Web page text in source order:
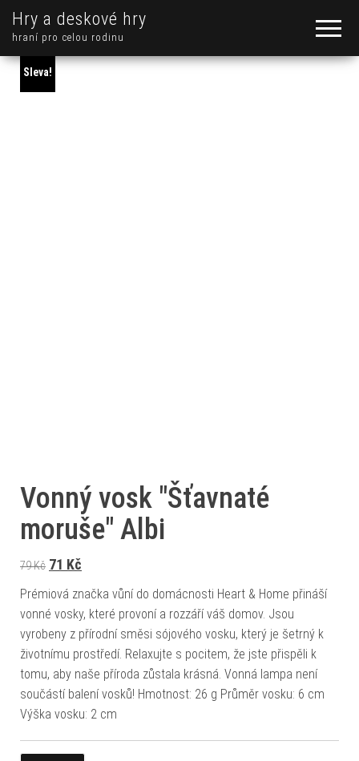
Hry a deskové hry
hraní pro celou rodinu
Sleva!
Vonný vosk "Šťavnaté
moruše" Albi
79Kč Původní cena byla: 79 Kč.
71 Kč
Prémiová značka vůní do domácnosti Heart & Home přináší
vonné vosky, které provoní a rozzáří váš domov. Jsou
vyrobeny z přírodní směsi sójového vosku, který je šetrný k
životnímu prostředí. Relaxujte s pocitem, že jste přispěli k
tomu, aby naše příroda zůstala krásná. Vonná lampa není
součástí balení vosků! Hmotnost: 26 g Průměr vosku: 6 cm
Výška vosku: 2 cm